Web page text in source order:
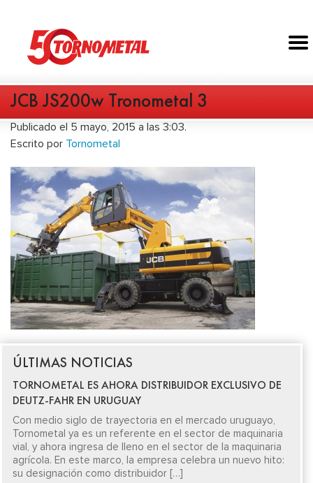
JCB JS200w Tronometal 3
Publicado el 5 mayo, 2015 a las 3:03.
Escrito por Tornometal
ÚLTIMAS NOTICIAS
TORNOMETAL ES AHORA DISTRIBUIDOR EXCLUSIVO DE
DEUTZ-FAHR EN URUGUAY
Con medio siglo de trayectoria en el mercado uruguayo,
Tornometal ya es un referente en el sector de maquinaria
vial, y ahora ingresa de lleno en el sector de la maquinaria
agrícola. En este marco, la empresa celebra un nuevo hito:
su designación como distribuidor […]